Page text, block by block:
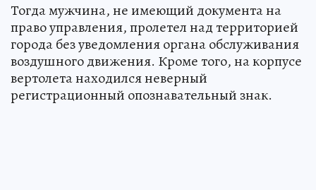
Тогда мужчина, не имеющий документа на
право управления, пролетел над территорией
города без уведомления органа обслуживания
воздушного движения. Кроме того, на корпусе
вертолета находился неверный
регистрационный опознавательный знак.